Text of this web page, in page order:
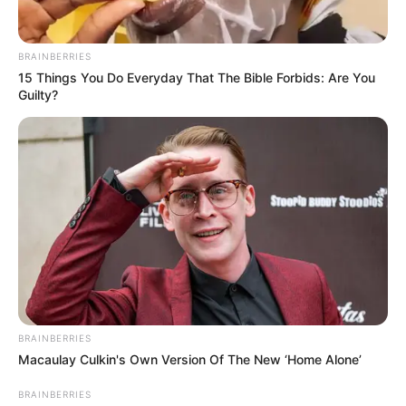
LEA TAMBIÉN
Sancionan a tres hombres por botar
BRAINBERRIES
15 Things You Do Everyday That The Bible Forbids: Are You
Guilty?
BRAINBERRIES
Macaulay Culkin's Own Version Of The New ‘Home Alone’
BRAINBERRIES